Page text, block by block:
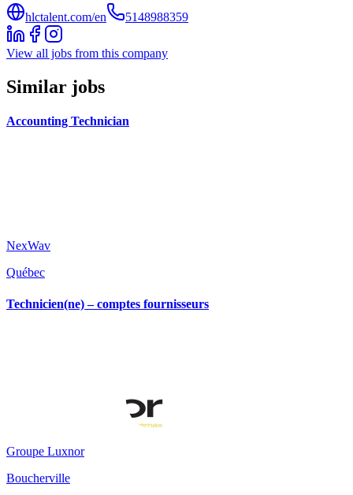
hlctalent.com/en 5148988359
View all jobs from this company
Similar jobs
Accounting Technician
NexWav
Québec
Technicien(ne) – comptes fournisseurs
Groupe Luxnor
Boucherville